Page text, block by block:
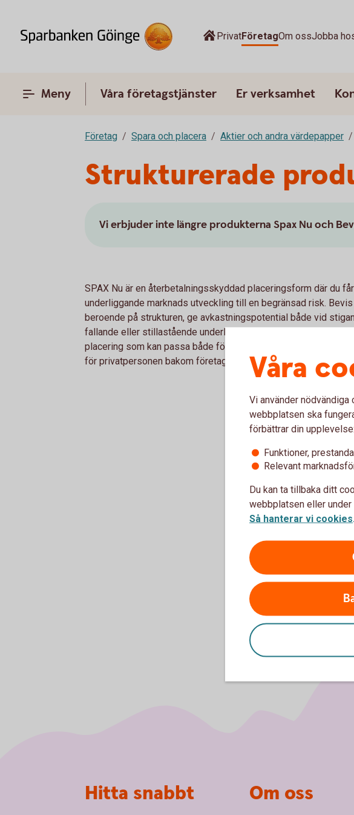
PrivatFöretagOm ossJobba
Meny Våra företagstjänster Er verksamhet
Företag Spara och placera Aktier och andra värdepapper
Strukturerade
Vi erbjuder inte längre produkterna Spax Nu och
SPAX Nu är en återbetalningsskyddad placeringsform där du
underliggande marknads utveckling till en begränsad risk. Bevis
beroende på strukturen, ge avkastningspotential både vid
fallande eller stillastående underliggande marknad. Egenskaper
placering som kan passa både företaget, inom
för privatpersonen bakom företaget.
Våra
Vi använder
webbplatsen ska
förbättrar din upplevelse:
Funktioner,
Relevant
Du kan ta tillbaka ditt
webbplatsen eller under
Så hanterar vi cookies.
Hitta snabbt Om oss